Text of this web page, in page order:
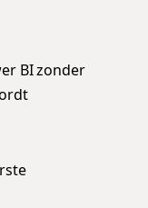
BI zonder